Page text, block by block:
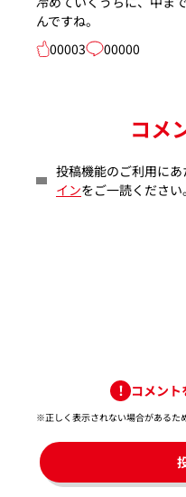
んですね。
00003
00000
コメ
投稿機能のご利用にあ
インをご一読ください。
コメント
※正しく表示されない場合があるた